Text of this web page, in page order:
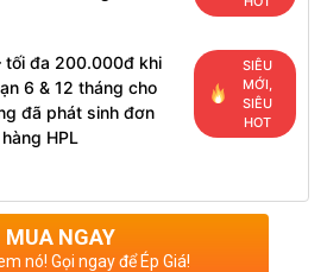
tối đa 200.000đ khi
6 & 12 tháng cho
đã phát sinh đơn
hàng HPL
SIÊU
MỚI,
SIÊU
HOT
MUA NGAY
nó! Gọi ngay để Ép Giá!